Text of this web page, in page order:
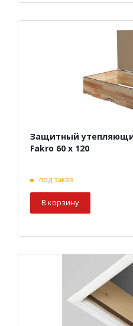
Защитный
Fakro 60 х 120
под заказ
В корзину